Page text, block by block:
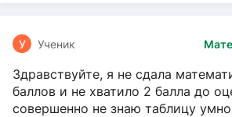
У Ученик
Здравствуйте, я не сдала
баллов и не хватило 2 балла до
совершенно не знаю таблицу